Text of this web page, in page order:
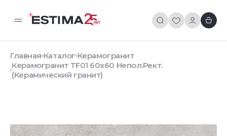
Главная Каталог Керамогранит
Керамогранит TF01 60x60 Непол.Рект.
(Керамический гранит)